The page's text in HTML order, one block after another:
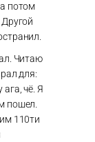
потом
Читаю
для:
чё. Я
пошел.
110ти